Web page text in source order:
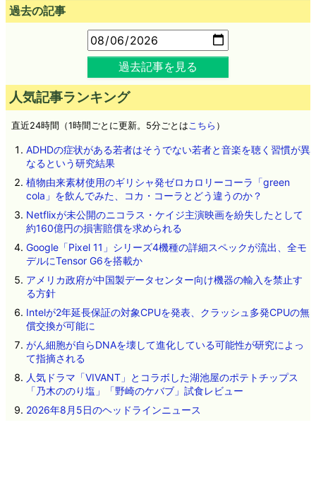
過去の記事
過去記事を見る
人気記事ランキング
直近24時間（1時間ごとに更新。5分ごとは こちら ）
ADHDの症状がある若者はそうでない若者と音楽を聴く習慣が異
なるという研究結果
植物由来素材使用のギリシャ発ゼロカロリーコーラ「green
cola」を飲んでみた、コカ・コーラとどう違うのか？
Netflixが未公開のニコラス・ケイジ主演映画を紛失したとして
約160億円の損害賠償を求められる
Google「Pixel 11」シリーズ4機種の詳細スペックが流出、全モ
デルにTensor G6を搭載か
アメリカ政府が中国製データセンター向け機器の輸入を禁止す
る方針
Intelが2年延長保証の対象CPUを発表、クラッシュ多発CPUの無
償交換が可能に
がん細胞が自らDNAを壊して進化している可能性が研究によっ
て指摘される
人気ドラマ「VIVANT」とコラボした湖池屋のポテトチップス
「乃木ののり塩」「野崎のケバブ」試食レビュー
2026年8月5日のヘッドラインニュース